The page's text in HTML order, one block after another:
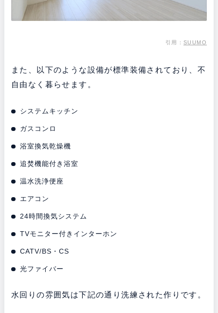
引用：SUUMO
また、以下のような設備が標準装備されており、不
自由なく暮らせます。
システムキッチン
ガスコンロ
浴室換気乾燥機
追焚機能付き浴室
温水洗浄便座
エアコン
24時間換気システム
TVモニター付きインターホン
CATV/BS・CS
光ファイバー
水回りの雰囲気は下記の通り洗練された作りです。